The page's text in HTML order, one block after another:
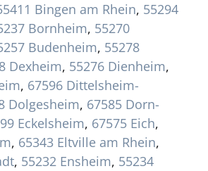
Bingen am Rhein, 55294
Bornheim, 55270
Budenheim, 55278
Dexheim, 55276 Dienheim,
, 67596 Dittelsheim-
Dolgesheim, 67585 Dorn-
Eckelsheim, 67575 Eich,
, 65343 Eltville am Rhein,
, 55232 Ensheim, 55234